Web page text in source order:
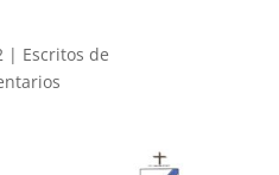
| Escritos de